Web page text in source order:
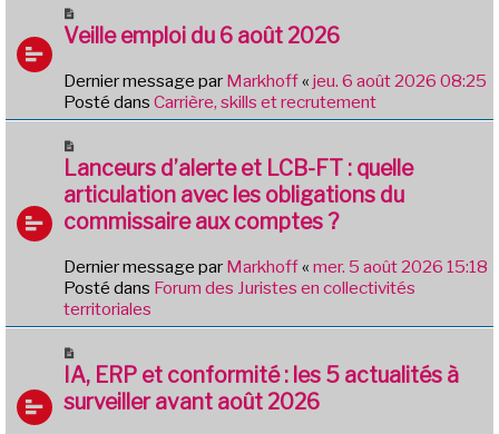
s
a
g
e
o
v
e
a
m
e
s
s
g
e
Veille emploi du 6 août 2026
Dernier message par Markhoff« jeu. 6 août 2026 08:25
Posté dans Carrière, skills et recrutement
o
u
v
e
u
m
e
s
a
g
Lanceurs d’alerte et LCB-FT : quelle
articulation avec les obligations du
commissaire aux comptes ?
Dernier message par Markhoff« mer. 5 août 2026 15:18
Posté dans Forum des Juristes en collectivités
territoriales
o
u
v
IA, ERP et conformité : les 5 actualités à
surveiller avant août 2026